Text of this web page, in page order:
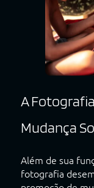
A
Mudança
Além de sua
fotografia